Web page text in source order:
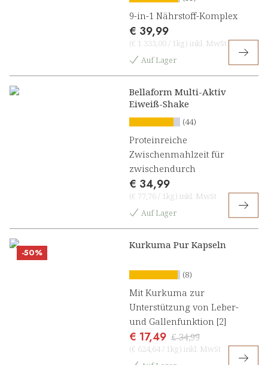
9-in-1 Nährstoff-Komplex
€ 39,99
(€ 1.333,00 / 1kg) inkl. MwSt
Auf Lager
Bellaform Multi-Aktiv
Eiweiß-Shake
(44)
Proteinreiche
Zwischenmahlzeit für
zwischendurch
€ 34,99
(€ 77,76 / 1kg) inkl. MwSt
Auf Lager
-50%
Kurkuma Pur Kapseln
(8)
Mit Kurkuma zur
Unterstützung von Leber-
und Gallenfunktion [2]
€ 17,49 € 34,99
(€ 624,64 / 1kg) inkl. MwSt